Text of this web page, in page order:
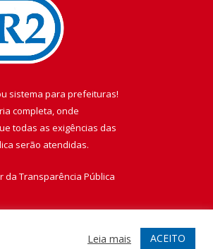
sistema para prefeituras!
completa, onde
todas as exigências das
serão atendidas.
da Transparência Pública
Leia mais ACEITO